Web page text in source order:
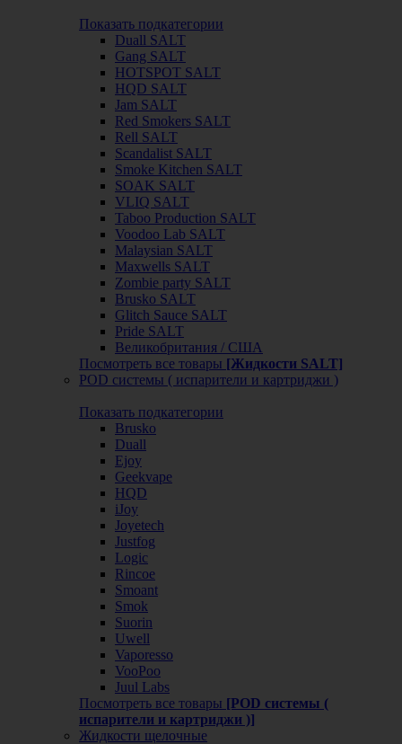
Показать подкатегории
Duall SALT
Gang SALT
HOTSPOT SALT
HQD SALT
Jam SALT
Red Smokers SALT
Rell SALT
Scandalist SALT
Smoke Kitchen SALT
SOAK SALT
VLIQ SALT
Taboo Production SALT
Voodoo Lab SALT
Malaysian SALT
Maxwells SALT
Zombie party SALT
Brusko SALT
Glitch Sauce SALT
Pride SALT
Великобритания / США
Посмотреть все товары [Жидкости SALT]
POD системы ( испарители и картриджи )
Показать подкатегории
Brusko
Duall
Ejoy
Geekvape
HQD
iJoy
Joyetech
Justfog
Logic
Rincoe
Smoant
Smok
Suorin
Uwell
Vaporesso
VooPoo
Juul Labs
Посмотреть все товары [POD системы (
испарители и картриджи )]
Жидкости щелочные